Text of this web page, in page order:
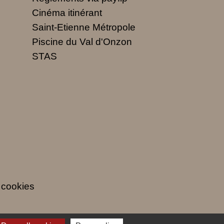
Cinéma itinérant
Saint-Etienne Métropole
Piscine du Val d'Onzon
STAS